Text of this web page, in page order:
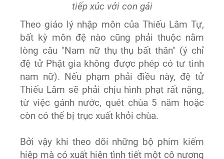
tiếp xúc với con gái
Theo giáo lý nhập môn của Thiếu Lâm Tự,
bất kỳ môn đệ nào cũng phải thuộc nằm
lòng câu "Nam nữ thụ thụ bất thân" (ý chỉ
đệ tử Phật gia không được phép có tư tình
nam nữ). Nếu phạm phải điều này, đệ tử
Thiếu Lâm sẽ phải chịu hình phạt rất nặng,
từ việc gánh nước, quét chùa 5 năm hoặc
còn có thể bị trục xuất khỏi chùa.
Bởi vậy khi theo dõi những bộ phim kiếm
hiệp mà có xuất hiện tình tiết một cô nương